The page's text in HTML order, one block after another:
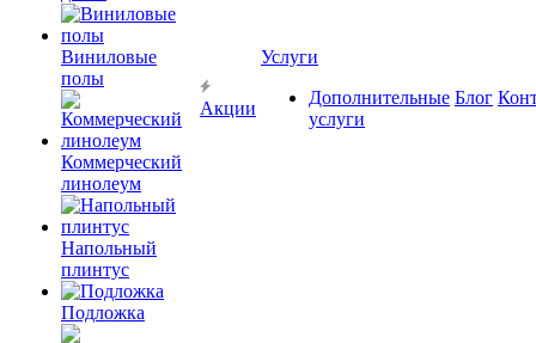
Виниловые
полы
Коммерческий
линолеум
Напольный
плинтус
Подложка
Акции
Услуги
Дополнительные
услуги
Блог